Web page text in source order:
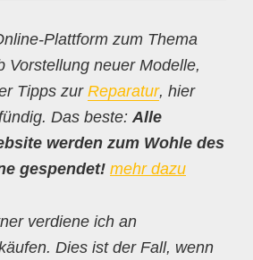
Plattform zum Thema
Vorstellung neuer Modelle,
Tipps zurReparatur, hier
Das beste: Alle
werden zum Wohle des
gespendet! mehr dazu
verdiene ich an
Dies ist der Fall, wenn